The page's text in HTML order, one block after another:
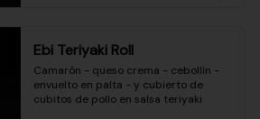
Ebi Teriyaki Roll
Camarón - queso crema - cebollín -
envuelto en palta - y cubierto de
cubitos de pollo en salsa teriyaki